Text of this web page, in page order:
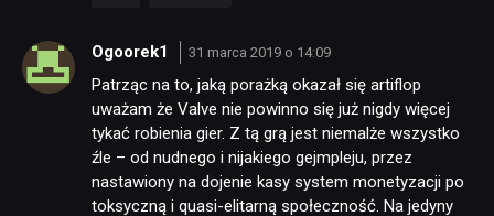
JUŻ GRALIŚMY
SKLEP
Ogoorek1 31 marca 2019 o 14:09
Patrząc na to, jaką porażką okazał się artiflop
uważam że Valve nie powinno się już nigdy więcej
tykać robienia gier. Z tą grą jest niemalże wszystko
źle – od nudnego i nijakiego gejmpleju, przez
nastawiony na dojenie kasy system monetyzacji po
toksyczną i quasi-elitarną społeczność. Na jedyny